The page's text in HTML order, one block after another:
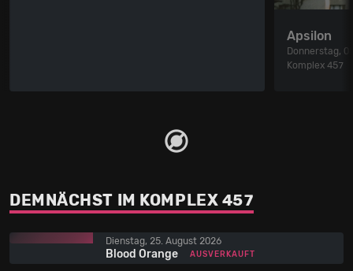
Apsilon
Donnerstag,
Komplex 457
DEMNÄCHST IM KOMPLEX 457
Blood Orange AUSVERKAUFT
Dienstag, 25. August 2026